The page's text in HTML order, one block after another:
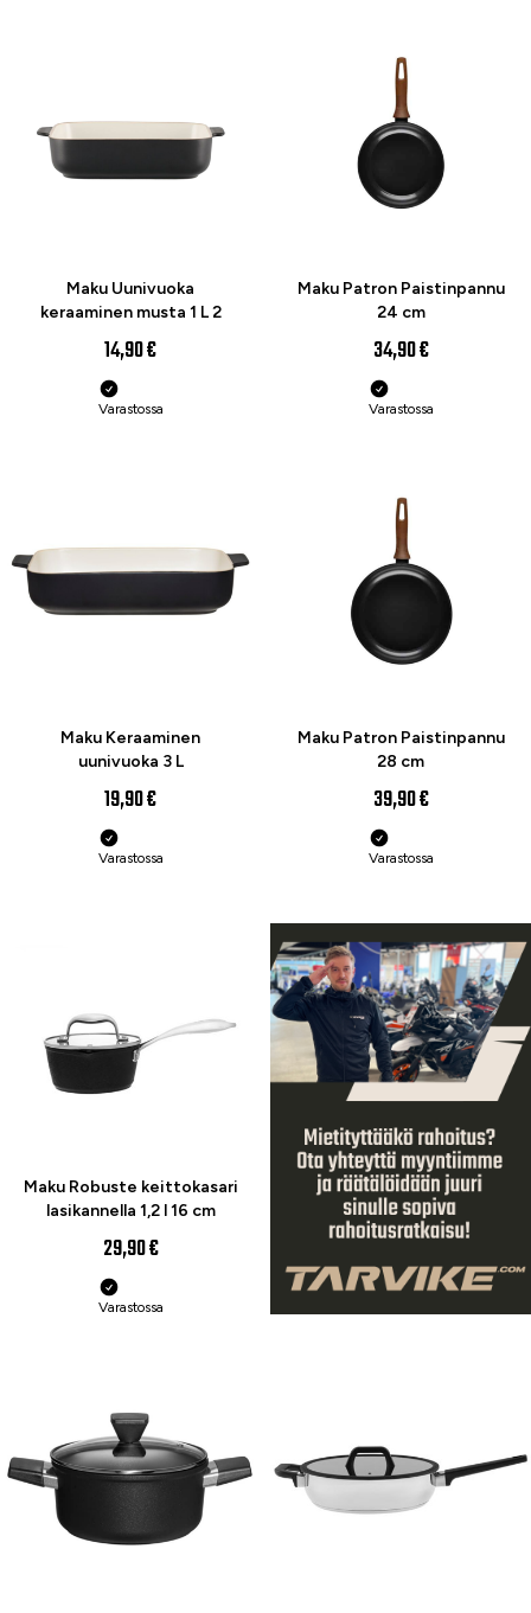
Maku Uunivuoka
keraaminen musta 1 L 2
14,90 €
Varastossa
Maku Patron Paistinpannu
24 cm
34,90 €
Varastossa
Maku Keraaminen
uunivuoka 3 L
19,90 €
Varastossa
Maku Patron Paistinpannu
28 cm
39,90 €
Varastossa
Maku Robuste keittokasari
lasikannella 1,2 l 16 cm
29,90 €
Varastossa